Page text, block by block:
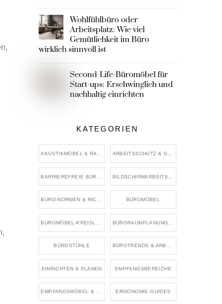
Wohlfühlbüro oder
Arbeitsplatz: Wie viel
Gemütlichkeit im Büro
wirklich sinnvoll ist
Second-Life-Büromöbel für
Start-ups: Erschwinglich und
nachhaltig einrichten
KATEGORIEN
BÜROMÖBEL
BÜROSTÜHLE BÜROTRENDS & ARBEITSWELTEN
EINRICHTEN & PLANEN EMPFANGSBEREICHE
EMPFANGSMÖBEL & WARTEMÖBEL ERGONOMIE-GUIDES